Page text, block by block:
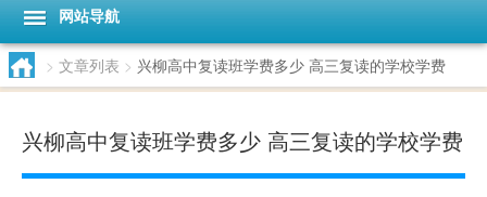
网站导航
> 文章列表 > 兴柳高中复读班学费多少 高三复读的学校学费
兴柳高中复读班学费多少 高三复读的学校学费